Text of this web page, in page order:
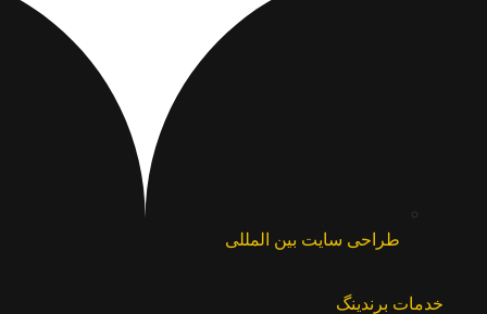
طراحی سایت بین المللی
خدمات برندینگ